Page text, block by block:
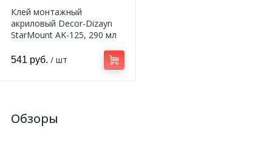
Клей монтажный
акриловый Decor-Dizayn
StarMount AK-125, 290 мл
541 руб. / шт
Обзоры